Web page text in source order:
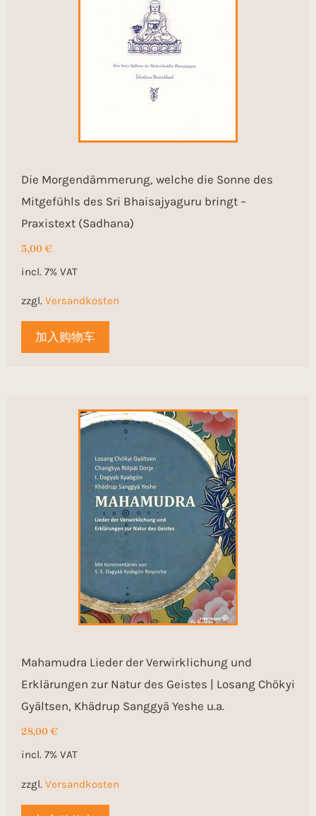
Die Morgendämmerung, welche die Sonne des
Mitgefühls des Sri Bhaisajyaguru bringt –
Praxistext (Sadhana)
5,00€
incl. 7% VAT
zzgl. Versandkosten
加入购物车
Mahamudra Lieder der Verwirklichung und
Erklärungen zur Natur des Geistes | Losang Chökyi
Gyältsen, Khädrup Sanggyä Yeshe u.a.
28,00€
incl. 7% VAT
zzgl. Versandkosten